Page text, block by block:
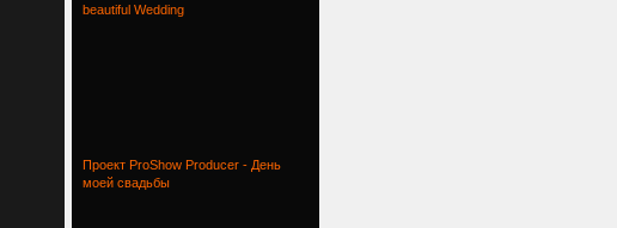
beautiful Wedding
Проект ProShow Producer - День
моей свадьбы